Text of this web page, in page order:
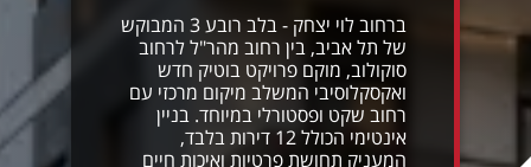
ברחוב לוי יצחק - בלב רובע 3 המבוקש
של תל אביב, בין רחוב מהר"ל לרחוב
סוקולוב, מוקם פרויקט בוטיק חדש
ואקסקלוסיבי המשלב מיקום מרכזי עם
רחוב שקט ופסטורלי במיוחד. בניין
אינטימי הכולל 12 דירות בלבד,
המעניק תחושת פרטיות ואיכות חיים